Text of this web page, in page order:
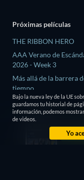
Próximas películas
THE RIBBON HERO
AAA Verano de
2026 - Week 3
Más allá de la barrera
tiempo
Megaville
El proceso de las brujas
Bajo la nueva ley de la UE
guardamos tu historial de
información, podemos
de videos.
Yo